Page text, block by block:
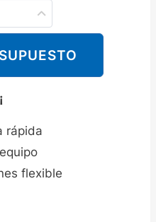
rápida
flexible